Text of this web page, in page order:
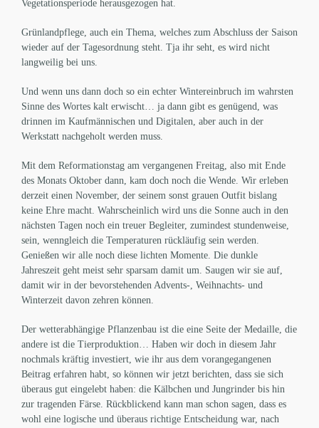
Vegetationsperiode herausgezogen hat.
Grünlandpflege, auch ein Thema, welches zum Abschluss der Saison
wieder auf der Tagesordnung steht. Tja ihr seht, es wird nicht
langweilig bei uns.
Und wenn uns dann doch so ein echter Wintereinbruch im wahrsten
Sinne des Wortes kalt erwischt… ja dann gibt es genügend, was
drinnen im Kaufmännischen und Digitalen, aber auch in der
Werkstatt nachgeholt werden muss.
Mit dem Reformationstag am vergangenen Freitag, also mit Ende
des Monats Oktober dann, kam doch noch die Wende. Wir erleben
derzeit einen November, der seinem sonst grauen Outfit bislang
keine Ehre macht. Wahrscheinlich wird uns die Sonne auch in den
nächsten Tagen noch ein treuer Begleiter, zumindest stundenweise,
sein, wenngleich die Temperaturen rückläufig sein werden.
Genießen wir alle noch diese lichten Momente. Die dunkle
Jahreszeit geht meist sehr sparsam damit um. Saugen wir sie auf,
damit wir in der bevorstehenden Advents-, Weihnachts- und
Winterzeit davon zehren können.
Der wetterabhängige Pflanzenbau ist die eine Seite der Medaille, die
andere ist die Tierproduktion… Haben wir doch in diesem Jahr
nochmals kräftig investiert, wie ihr aus dem vorangegangenen
Beitrag erfahren habt, so können wir jetzt berichten, dass sie sich
überaus gut eingelebt haben: die Kälbchen und Jungrinder bis hin
zur tragenden Färse. Rückblickend kann man schon sagen, dass es
wohl eine logische und überaus richtige Entscheidung war, nach